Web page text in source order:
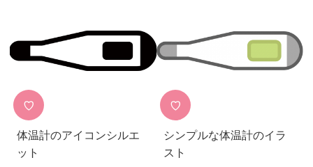
♡
体温計のアイコンシルエ
ット
♡
シンプルな体温計のイラ
スト